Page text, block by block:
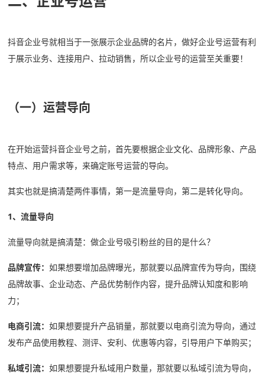
抖音企业号就相当于一张展示企业品牌的名片，做好企业号运营有利
于展示业务、连接用户、拉动销售，所以企业号的运营至关重要！
（一）运营导向
在开始运营抖音企业号之前，首先要根据企业文化、品牌形象、产品
特点、用户需求等，来确定账号运营的导向。
其实也就是搞清楚两件事情，第一是流量导向，第二是转化导向。
1、流量导向
流量导向就是搞清楚：做企业号吸引粉丝的目的是什么？
品牌宣传：如果想要增加品牌曝光，那就要以品牌宣传为导向，围绕
品牌故事、企业动态、产品优势制作内容，提升品牌认知度和影响
力；
电商引流：如果想要提升产品销量，那就要以电商引流为导向，通过
发布产品使用教程、测评、安利、优惠等内容，引导用户下单购买；
私域引流：如果想要提升私域用户数量，那就要以私域引流为导向，